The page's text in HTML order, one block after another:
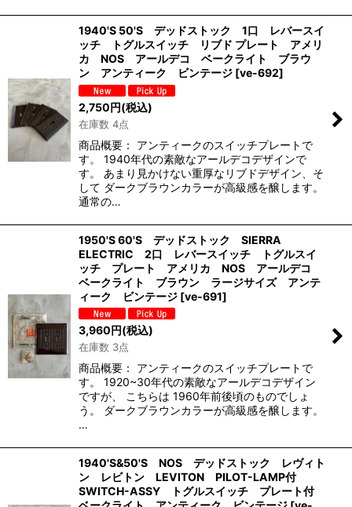
1940'S 50'S デッドストック 1口 レバースイ
ッチ トグルスイッチ リブド プレート アメリ
カ NOS アールデコ ベークライト ブラウ
ン アンティーク ビンテージ [ve-692]
2,750円(税込)
在庫数 4点
商品概要： アンティークのスイッチプレートで
す。 1940年代の素敵なアールデコデザインで
す。 あまり見かけない重厚なリブドデザイン、そ
して ダークブラウンカラーが高級感を醸します。
通常の…
1950'S 60'S デッドストック SIERRA
ELECTRIC 2口 レバースイッチ トグルスイ
ッチ プレート アメリカ NOS アールデコ
ベークライト ブラウン ラージサイズ アンテ
ィーク ビンテージ [ve-691]
3,960円(税込)
在庫数 3点
商品概要： アンティークのスイッチプレートで
す。 1920~30年代の素敵なアールデコデザイン
ですが、 こちらは 1960年前後頃のものでしょ
う。 ダークブラウンカラーが高級感を醸します。
…
1940'S&50'S NOS デッドストック レヴィト
ン レビトン LEVITON PILOT-LAMP付
SWITCH-ASSY トグルスイッチ プレート付